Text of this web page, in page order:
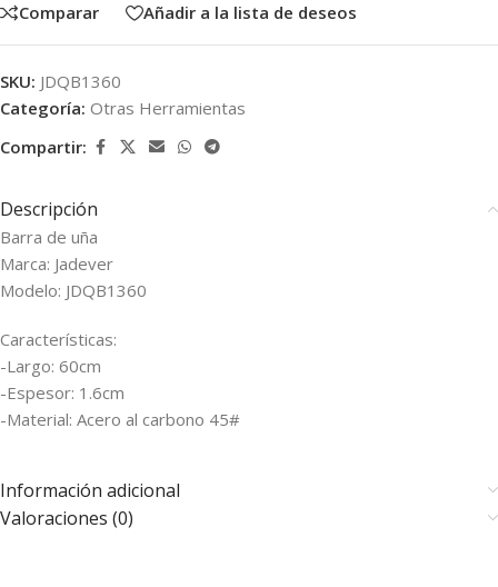
Comparar Añadir a la lista de deseos
SKU: JDQB1360
Categoría: Otras Herramientas
Compartir:
Descripción
Barra de uña
Marca: Jadever
Modelo: JDQB1360
Características:
-Largo: 60cm
-Espesor: 1.6cm
-Material: Acero al carbono 45#
Información adicional
Valoraciones (0)